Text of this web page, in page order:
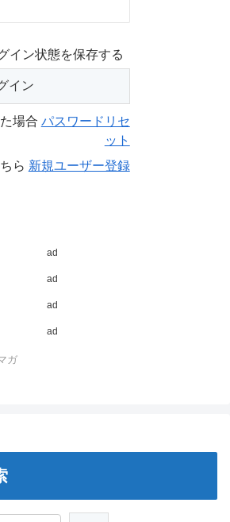
イン状態を保存する
場合 パスワードリセ
ット
ら 新規ユーザー登録
ad
ad
ad
ad
ガ